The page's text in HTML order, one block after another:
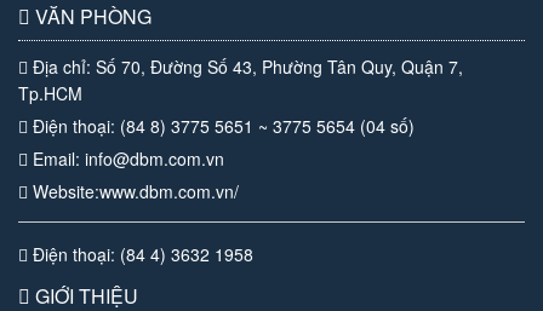
VĂN PHÒNG
Địa chỉ: Số 70, Đường Số 43, Phường Tân Quy, Quận 7,
Tp.HCM
Điện thoại: (84 8) 3775 5651 ~ 3775 5654 (04 số)
Email: info@dbm.com.vn
Website:www.dbm.com.vn/
Điện thoại: (84 4) 3632 1958
GIỚI THIỆU